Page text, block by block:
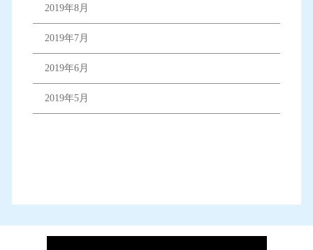
2019年8月
2019年7月
2019年6月
2019年5月